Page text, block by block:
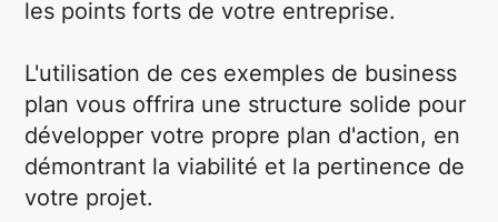
les points forts de votre entreprise.
L'utilisation de ces exemples de business
plan vous offrira une structure solide pour
développer votre propre plan d'action, en
démontrant la viabilité et la pertinence de
votre projet.